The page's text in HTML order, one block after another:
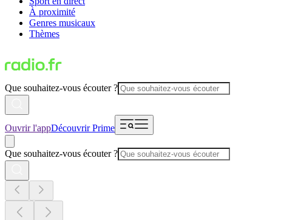
À proximité
Genres musicaux
Thèmes
Que souhaitez-vous écouter ?
Ouvrir l'appDécouvrir Prime
Que souhaitez-vous écouter ?